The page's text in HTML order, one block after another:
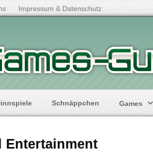
Impressum & Datenschutz
Schnäppchen Games
Entertainment